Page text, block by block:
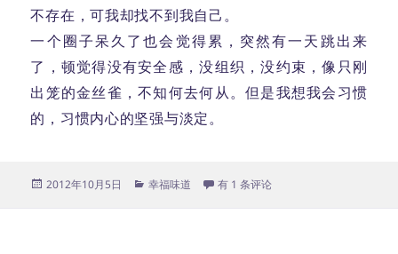
不存在，可我却找不到我自己。
一个圈子呆久了也会觉得累，突然有一天跳出来
了，顿觉得没有安全感，没组织，没约束，像只刚
出笼的金丝雀，不知何去何从。但是我想我会习惯
的，习惯内心的坚强与淡定。
发
2012年10月5日
分
幸福味道 国庆杂想
有 1 条评论